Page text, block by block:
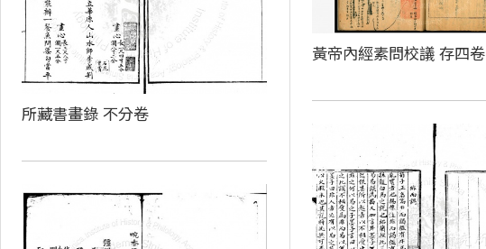
黃帝內經素問校議 存四卷
所藏書畫錄 不分卷